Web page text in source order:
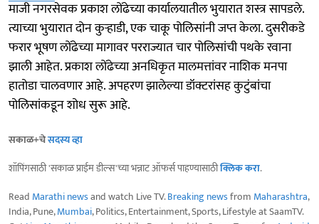
माजी नगरसेवक प्रकाश लोंढेच्या कार्यालयातील भुयारात शस्त्र सापडले.
त्याच्या भुयारात दोन कुऱ्हाडी, एक चाकू पोलिसांनी जप्त केला. दुसरीकडे
फरार भूषण लोंढेच्या मागावर परराज्यात चार पोलिसांची पथके रवाना
झाली आहेत. प्रकाश लोंढेच्या अनधिकृत मालमत्तांवर नाशिक मनपा
हातोडा चालवणार आहे. अपहरण झालेल्या डॉक्टरांसह कुटुंबांचा
पोलिसांकडून शोध सुरू आहे.
सकाळ+चेसदस्य व्हा
शॉपिंगसाठी 'सकाळ प्राईम डील्स'च्या भन्नाट ऑफर्स पाहण्यासाठीक्लिक करा.
Read Marathi newsand watch Live TV.Breaking newsfrom Maharashtra,
India, Pune,Mumbai, Politics, Entertainment, Sports, Lifestyle at SaamTV.